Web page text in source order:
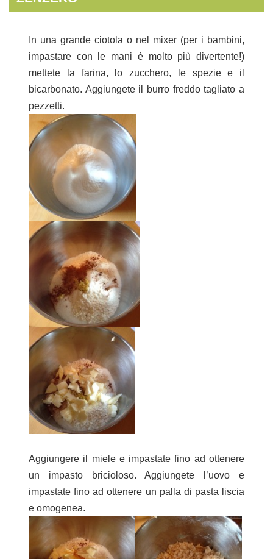
In una grande ciotola o nel mixer (per i bambini,
impastare con le mani è molto più divertente!)
mettete la farina, lo zucchero, le spezie e il
bicarbonato. Aggiungete il burro freddo tagliato a
pezzetti.
Aggiungere il miele e impastate fino ad ottenere
un impasto bricioloso. Aggiungete l’uovo e
impastate fino ad ottenere un palla di pasta liscia
e omogenea.